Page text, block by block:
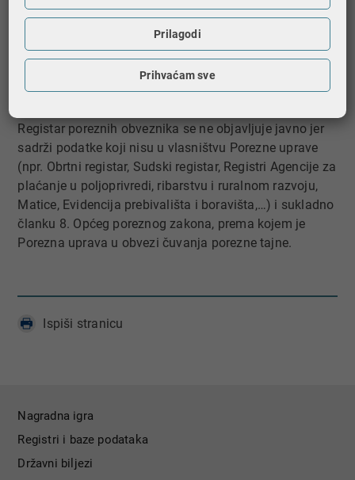
Učestalost objave/ažuriranja: ne objavljuje se, a ažurira
se u realnom vremenu ili ažurira referent po saznanju.
Zakonska osnova vođenja registra:
članak 11. Zakona o Poreznoj upravi
Registar poreznih obveznika se ne objavljuje javno jer
sadrži podatke koji nisu u vlasništvu Porezne uprave
(npr. Obrtni registar, Sudski registar, Registri Agencije za
plaćanje u poljoprivredi, ribarstvu i ruralnom razvoju,
Matice, Evidencija prebivališta i boravišta,…) i sukladno
članku 8. Općeg poreznog zakona, prema kojem je
Porezna uprava u obvezi čuvanja porezne tajne.
Ispiši stranicu
Nagradna igra
Registri i baze podataka
Državni biljezi
Prilagodi
Prihvaćam sve